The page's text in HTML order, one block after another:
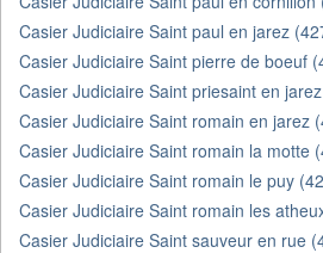
Casier Judiciaire Saint paul en jarez
Casier Judiciaire Saint pierre de boeuf
Casier Judiciaire Saint priesaint en
Casier Judiciaire Saint romain en jarez
Casier Judiciaire Saint romain la motte
Casier Judiciaire Saint romain le puy
Casier Judiciaire Saint romain les
Casier Judiciaire Saint sauveur en rue